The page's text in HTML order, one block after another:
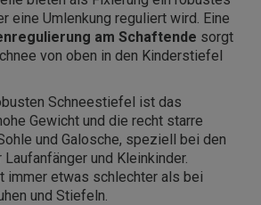
eine Umlenkung reguliert wird. Eine
am Schaftende sorgt
von oben in den Kinderstiefel
Schneestiefel ist das
Gewicht und die recht starre
und Galosche, speziell bei den
und Kleinkinder.
immer etwas schlechter als bei
und Stiefeln.